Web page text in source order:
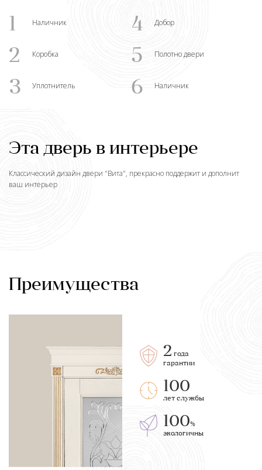
1 Наличник 4 Добор
2 Коробка 5 Полотно двери
3 Уплотнитель 6 Наличник
Эта дверь в интерьере
Классический дизайн двери "Вита", прекрасно поддержит и дополнит
ваш интерьер
Преимущества
2 года
гарантии
100
лет службы
100%
экологичны